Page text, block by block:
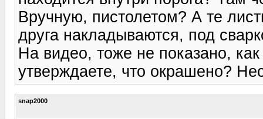
Вручную, пистолетом? А те
друга накладываются, под
На видео, тоже не показано,
утверждаете, что окрашено?
snap2000